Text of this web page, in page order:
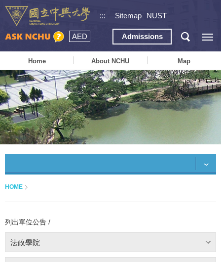
::: Sitemap NUST
AED Admissions
Home About NCHU Map
HOME
列出單位公告 /
法政學院